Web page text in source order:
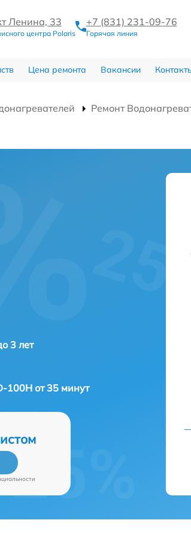
Ленина, 33
центра Polaris
+7 (831) 231-09-76
Горячая линия
Цена ремонта Вакансии
Ремонт
3 лет
100H от 35 минут